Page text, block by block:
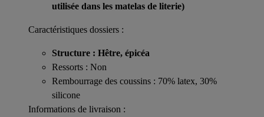
utilisée dans les matelas de literie)
Caractéristiques dossiers :
Structure : Hêtre, épicéa
Ressorts : Non
Rembourrage des coussins : 70% latex, 30%
silicone
Informations de livraison :